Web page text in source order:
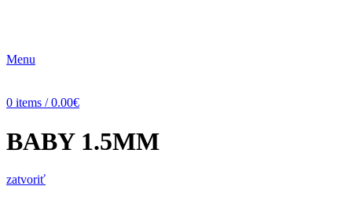
Menu
0 items / 0.00€
BABY 1.5MM
zatvoriť